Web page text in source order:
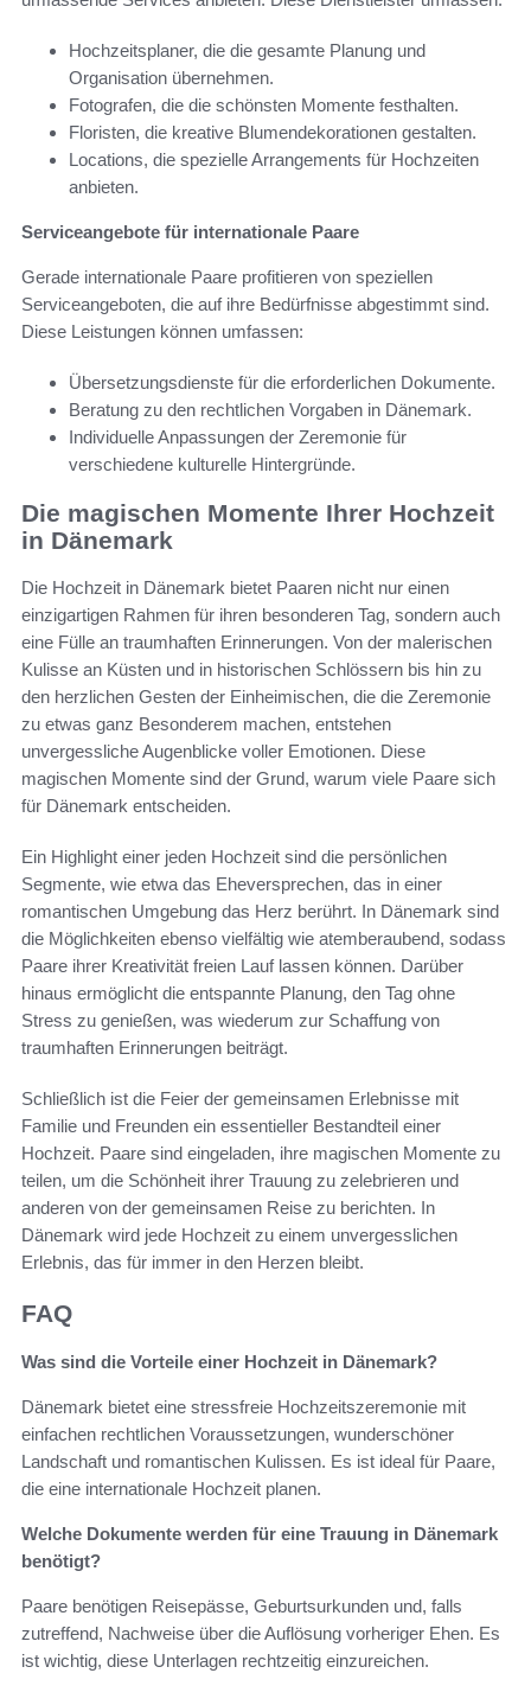
Hochzeitsplaner, die die gesamte Planung und
Organisation übernehmen.
Fotografen, die die schönsten Momente festhalten.
Floristen, die kreative Blumendekorationen gestalten.
Locations, die spezielle Arrangements für Hochzeiten
anbieten.
Serviceangebote für internationale Paare
Gerade internationale Paare profitieren von speziellen
Serviceangeboten, die auf ihre Bedürfnisse abgestimmt sind.
Diese Leistungen können umfassen:
Übersetzungsdienste für die erforderlichen Dokumente.
Beratung zu den rechtlichen Vorgaben in Dänemark.
Individuelle Anpassungen der Zeremonie für
verschiedene kulturelle Hintergründe.
Die magischen Momente Ihrer Hochzeit
in Dänemark
Die Hochzeit in Dänemark bietet Paaren nicht nur einen
einzigartigen Rahmen für ihren besonderen Tag, sondern auch
eine Fülle an traumhaften Erinnerungen. Von der malerischen
Kulisse an Küsten und in historischen Schlössern bis hin zu
den herzlichen Gesten der Einheimischen, die die Zeremonie
zu etwas ganz Besonderem machen, entstehen
unvergessliche Augenblicke voller Emotionen. Diese
magischen Momente sind der Grund, warum viele Paare sich
für Dänemark entscheiden.
Ein Highlight einer jeden Hochzeit sind die persönlichen
Segmente, wie etwa das Eheversprechen, das in einer
romantischen Umgebung das Herz berührt. In Dänemark sind
die Möglichkeiten ebenso vielfältig wie atemberaubend, sodass
Paare ihrer Kreativität freien Lauf lassen können. Darüber
hinaus ermöglicht die entspannte Planung, den Tag ohne
Stress zu genießen, was wiederum zur Schaffung von
traumhaften Erinnerungen beiträgt.
Schließlich ist die Feier der gemeinsamen Erlebnisse mit
Familie und Freunden ein essentieller Bestandteil einer
Hochzeit. Paare sind eingeladen, ihre magischen Momente zu
teilen, um die Schönheit ihrer Trauung zu zelebrieren und
anderen von der gemeinsamen Reise zu berichten. In
Dänemark wird jede Hochzeit zu einem unvergesslichen
Erlebnis, das für immer in den Herzen bleibt.
FAQ
Was sind die Vorteile einer Hochzeit in Dänemark?
Dänemark bietet eine stressfreie Hochzeitszeremonie mit
einfachen rechtlichen Voraussetzungen, wunderschöner
Landschaft und romantischen Kulissen. Es ist ideal für Paare,
die eine internationale Hochzeit planen.
Welche Dokumente werden für eine Trauung in Dänemark
benötigt?
Paare benötigen Reisepässe, Geburtsurkunden und, falls
zutreffend, Nachweise über die Auflösung vorheriger Ehen. Es
ist wichtig, diese Unterlagen rechtzeitig einzureichen.